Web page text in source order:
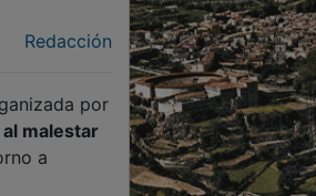
Redacción
por
malestar
a